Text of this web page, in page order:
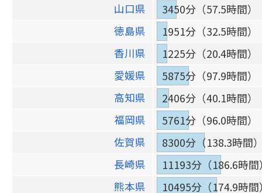
山口県
3450分（57.5時間）
徳島県
1951分（32.5時間）
香川県
1225分（20.4時間）
愛媛県
5875分（97.9時間）
高知県
2406分（40.1時間）
福岡県
5761分（96.0時間）
佐賀県
8300分（138.3時間
長崎県
11193分（186.6時間
熊本県
10495分（174.9時間